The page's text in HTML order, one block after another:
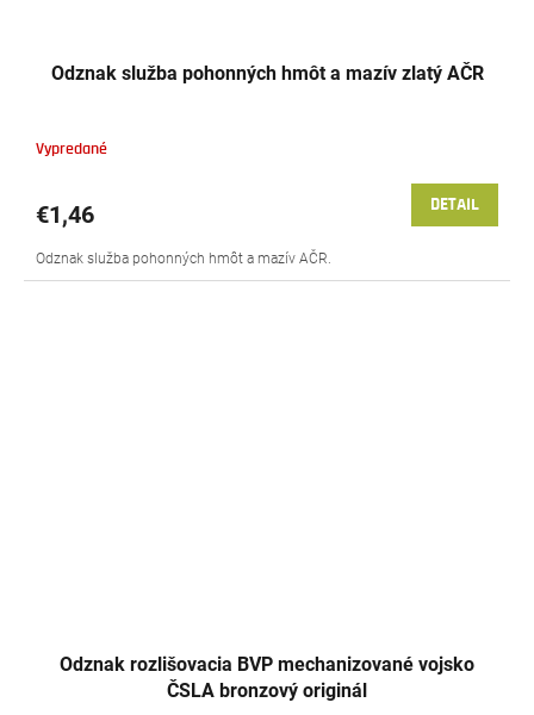
Odznak služba pohonných hmôt a mazív zlatý AČR
Vypredané
€1,46 DETAIL
Odznak služba pohonných hmôt a mazív AČR.
Odznak rozlišovacia BVP mechanizované vojsko
ČSLA bronzový originál